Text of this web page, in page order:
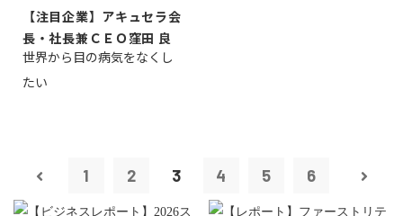
【注目企業】アキュセラ会
長・社長兼ＣＥＯ窪田 良
世界から目の病気をなくし
たい
1 2 3 4 5 6